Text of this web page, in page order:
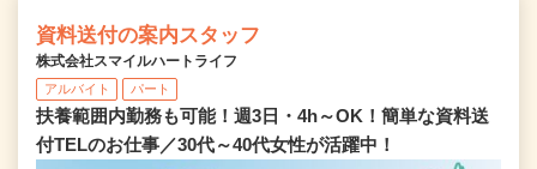
資料送付の案内スタッフ
株式会社スマイルハートライフ
アルバイト パート
扶養範囲内勤務も可能！週3日・4h～OK！簡単な資料送
付TELのお仕事／30代～40代女性が活躍中！